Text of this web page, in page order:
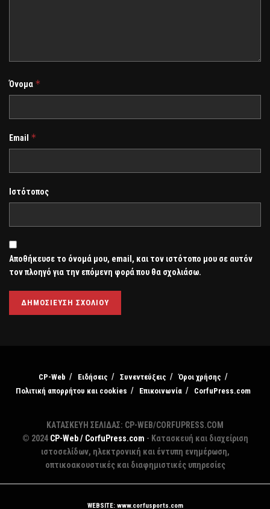
Όνομα *
Email *
Ιστότοπος
Αποθήκευσε το όνομά μου, email, και τον ιστότοπο μου σε αυτόν
τον πλοηγό για την επόμενη φορά που θα σχολιάσω.
CP-Web Ειδήσεις Συνεντεύξεις
Όροι χρήσης
Πολιτική απορρήτου και cookies
Επικοινωνία CorfuPress.com
ΚΑΤΑΣΚΕΥΗ ΣΕΛΙΔΑΣ: CP-WEB/CORFUPRESS.COM
© 2024 CP-Web / CorfuPress.com - Κατασκευή και διαχείριση
ιστοσελίδων, ηλεκτρονική και έντυπη ενημέρωση,
οπτικοακουστικές και διαφημιστικές υπηρεσίες
WEBSITE: www.corfusports.com